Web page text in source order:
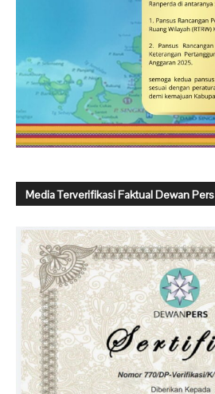
Media Terverifikasi Faktual Dewan Pers